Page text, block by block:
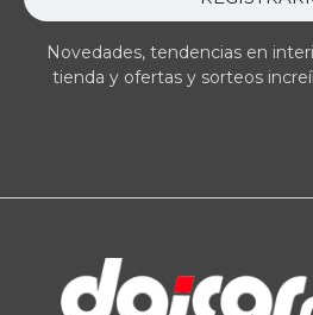
Novedades, tendencias en
tienda y ofertas y sorteos